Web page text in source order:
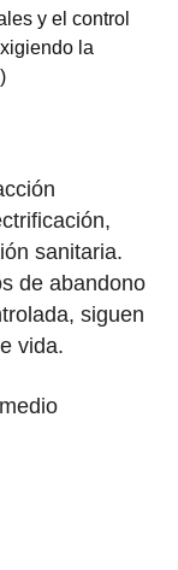
y el control
la
sanitaria.
de abandono
siguen
vida.